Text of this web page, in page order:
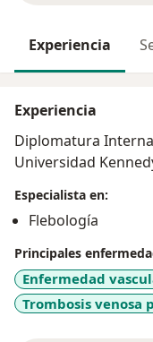
Experiencia
Experiencia
Diplomatura
Universidad
Especialista en:
Flebología
Principales
Enfermedad
Trombosis venosa